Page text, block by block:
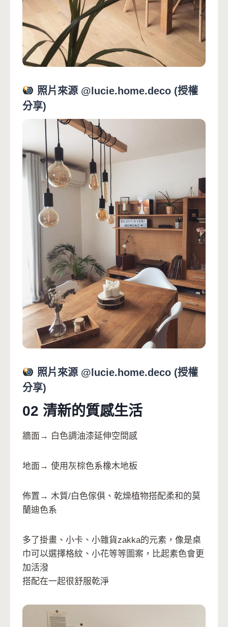
照片來源 @lucie.home.deco (授權
分享)
照片來源 @lucie.home.deco (授權
分享)
02 清新的質感生活
牆面→ 白色調油漆延伸空間感
地面→ 使用灰棕色系橡木地板
佈置→ 木質/白色傢俱、乾燥植物搭配柔和的莫
蘭迪色系
多了掛畫、小卡、小雜貨zakka的元素，像是桌
巾可以選擇格紋、小花等等圖案，比起素色會更
加活潑
搭配在一起很舒服乾淨